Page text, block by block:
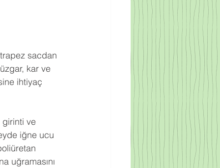
sacdan
kar ve
ihtiyaç
girinti ve
iğne ucu
uğramasını